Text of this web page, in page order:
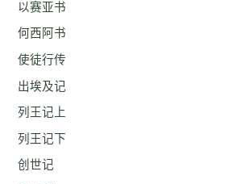
以赛亚书
何西阿书
使徒行传
出埃及记
列王记上
列王记下
创世记